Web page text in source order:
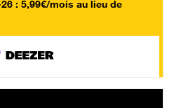
: 5,99€/mois au lieu de